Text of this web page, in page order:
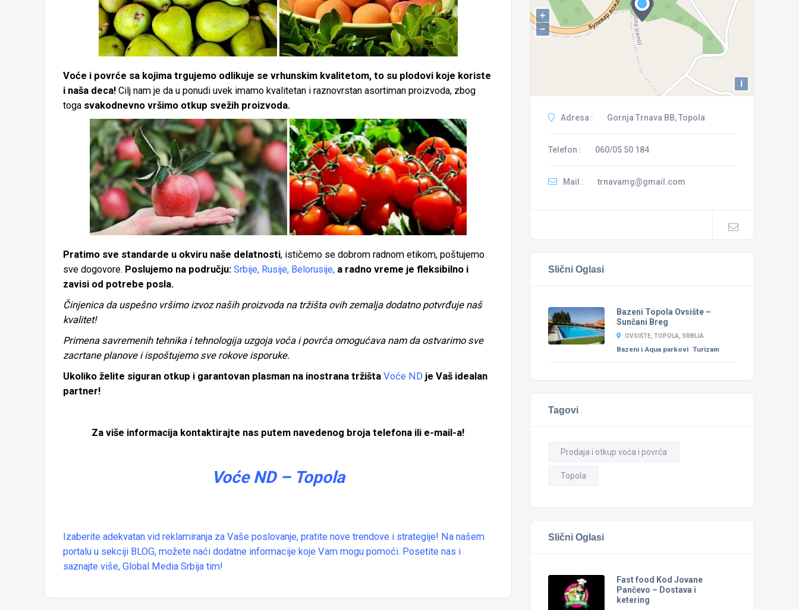
Voće i povrće sa kojima trgujemo odlikuje se vrhunskim kvalitetom, to su plodovi koje koriste
i naša deca! Cilj nam je da u ponudi uvek imamo kvalitetan i raznovrstan asortiman proizvoda, zbog
toga svakodnevno vršimo otkup svežih proizvoda.
Pratimo sve standarde u okviru naše delatnosti, ističemo se dobrom radnom etikom, poštujemo
sve dogovore. Poslujemo na području: Srbije, Rusije, Belorusije, a radno vreme je fleksibilno i
zavisi od potrebe posla.
Činjenica da uspešno vršimo izvoz naših proizvoda na tržišta ovih zemalja dodatno potvrđuje naš
kvalitet!
Primena savremenih tehnika i tehnologija uzgoja voća i povrća omogućava nam da ostvarimo sve
zacrtane planove i ispoštujemo sve rokove isporuke.
Ukoliko želite siguran otkup i garantovan plasman na inostrana tržišta Voće ND je Vaš idealan
partner!
Za više informacija kontaktirajte nas putem navedenog broja telefona ili e-mail-a!
Voće ND – Topola
Izaberite adekvatan vid reklamiranja za Vaše poslovanje, pratite nove trendove i strategije! Na našem
portalu u sekciji BLOG, možete naći dodatne informacije koje Vam mogu pomoći. Posetite nas i
saznajte više, Global Media Srbija tim!
+
−
i
Adresa : Gornja Trnava BB, Topola
Telefon : 060/05 50 184
Mail : trnavamg@gmail.com
Slični Oglasi
Bazeni Topola Ovsište –
Sunčani Breg
OVSIŠTE, TOPOLA, SRBIJA
Bazeni i Aqua parkovi Turizam
Tagovi
Prodaja i otkup voća i povrća
Topola
Slični Oglasi
Fast food Kod Jovane
Pančevo – Dostava i
ketering